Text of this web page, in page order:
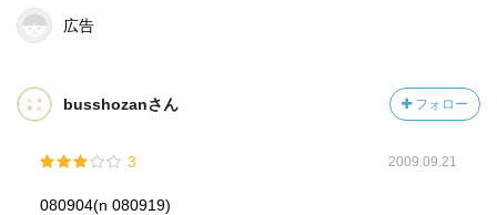
広告
busshozanさん フォロー
3 2009.09.21
080904(n 080919)